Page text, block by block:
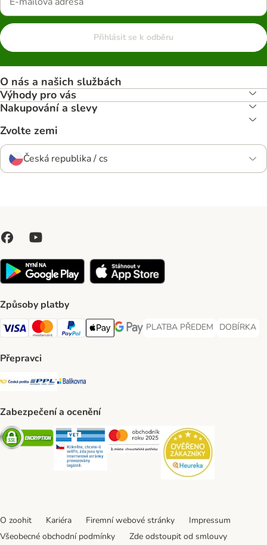
Přihlásit se k odběru
O nás a našich službách
Výhody pro vás
Nakupování a slevy
Zvolte zemi
Česká republika / cs
Způsoby platby
Visa Payment Method
Mastercard Payment Method
PayPal Payment Method
Apple pay Payment Method
GooglePay Payment Method
PLATBA PŘEDEM
PLATBA PŘEDEM Payment
DOBÍRKA
DOBÍRKA
Přepravci
Česká pošta Shipping Method
PPL Shipping Method
Balíkovna Shipping Method
Zabezpečení a ocenění
Security Security Security
O zoohit Kariéra Firemní webové stránky
Impressum
Všeobecné obchodní podmínky
Zde odstoupit od smlouvy